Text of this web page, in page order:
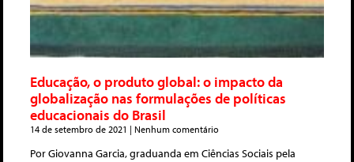
Educação, o produto global: o impacto da
globalização nas formulações de políticas
educacionais do Brasil
14 de setembro de 2021 Nenhum comentário
Por Giovanna Garcia, graduanda em Ciências Sociais pela